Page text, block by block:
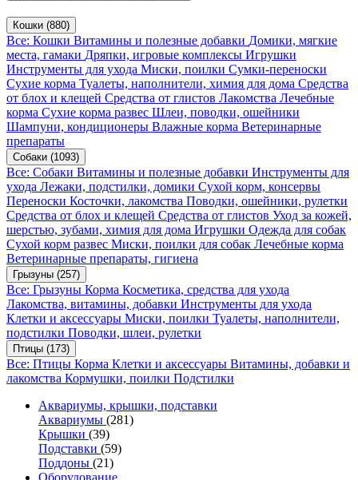
Кошки (880)
Все: Кошки Витамины и полезные добавки Домики, мягкие
места, гамаки Дряпки, игровые комплексы Игрушки
Инструменты для ухода Миски, поилки Сумки-переноски
Сухие корма Туалеты, наполнители, химия для дома Средства
от блох и клещей Средства от глистов Лакомства Лечебные
корма Сухие корма развес Шлеи, поводки, ошейники
Шампуни, кондиционеры Влажные корма Ветеринарные
препараты
Собаки (1093)
Все: Собаки Витамины и полезные добавки Инструменты для
ухода Лежаки, подстилки, домики Сухой корм, консервы
Переноски Косточки, лакомства Поводки, ошейники, рулетки
Средства от блох и клещей Средства от глистов Уход за кожей,
шерстью, зубами, химия для дома Игрушки Одежда для собак
Сухой корм развес Миски, поилки для собак Лечебные корма
Ветеринарные препараты, гигиена
Грызуны (257)
Все: Грызуны Корма Косметика, средства для ухода
Лакомства, витамины, добавки Инструменты для ухода
Клетки и аксессуары Миски, поилки Туалеты, наполнители,
подстилки Поводки, шлеи, рулетки
Птицы (173)
Все: Птицы Корма Клетки и аксессуары Витамины, добавки и
лакомства Кормушки, поилки Подстилки
Аквариумы, крышки, подставки
Аквариумы (281)
Крышки (39)
Подставки (59)
Поддоны (21)
Оборудование